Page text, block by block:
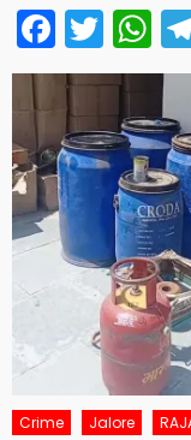
Crime Jalore